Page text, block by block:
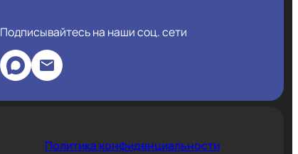
Подписывайтесь на наши соц. сети
Политика конфиденциальности